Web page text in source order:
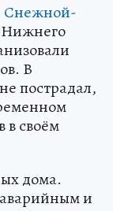
Снежной-
Нижнего
В
пострадал,
своём
дома.
и